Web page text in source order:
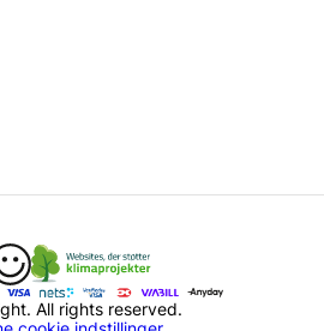
All rights reserved.